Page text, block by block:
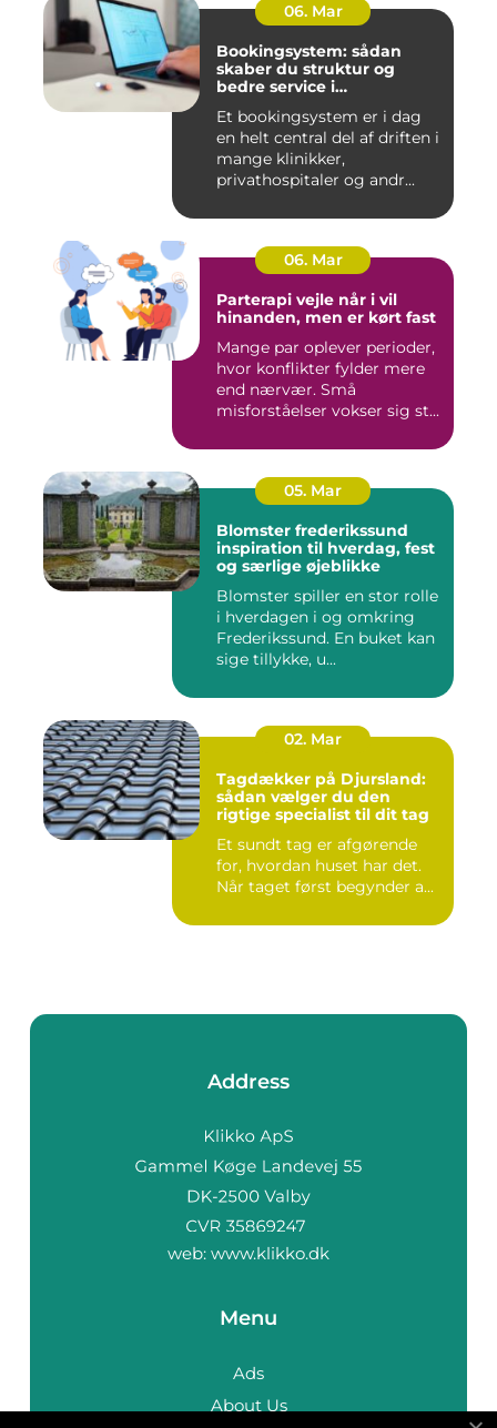
06. Mar
Bookingsystem: sådan
skaber du struktur og
bedre service i
Et bookingsystem er i dag
en helt central del af driften i
mange klinikker,
privathospitaler og andr...
06. Mar
Parterapi vejle når i vil
hinanden, men er kørt fast
Mange par oplever perioder,
hvor konflikter fylder mere
end nærvær. Små
misforståelser vokser sig st...
05. Mar
Blomster frederikssund
inspiration til hverdag, fest
og særlige øjeblikke
Blomster spiller en stor rolle
i hverdagen i og omkring
Frederikssund. En buket kan
sige tillykke, u...
02. Mar
Tagdækker på Djursland:
sådan vælger du den
rigtige specialist til dit tag
Et sundt tag er afgørende
for, hvordan huset har det.
Når taget først begynder a...
Address
web: www.klikko.dk
Menu
Ads
About Us